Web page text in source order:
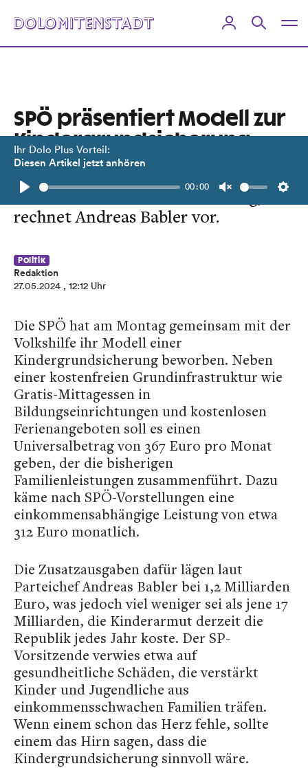
Ihr Dolo Plus Vorteil:
Diesen Artikel jetzt anhören
Play
00:00
Unmute
SPÖ präsentiert Modell zur
Kindergrundsicherung
500.000 Kinder würden profitieren.
Armut sei teurer als Absicherung,
rechnet Andreas Babler vor.
Politik
Redaktion
27.05.2024 , 12:12 Uhr
Die SPÖ hat am Montag gemeinsam mit der
Volkshilfe ihr Modell einer
Kindergrundsicherung beworben. Neben
einer kostenfreien Grundinfrastruktur wie
Gratis-Mittagessen in
Bildungseinrichtungen und kostenlosen
Ferienangeboten soll es einen
Universalbetrag von 367 Euro pro Monat
geben, der die bisherigen
Familienleistungen zusammenführt. Dazu
käme nach SPÖ-Vorstellungen eine
einkommensabhängige Leistung von etwa
312 Euro monatlich.
Die Zusatzausgaben dafür lägen laut
Parteichef Andreas Babler bei 1,2 Milliarden
Euro, was jedoch viel weniger sei als jene 17
Milliarden, die Kinderarmut derzeit die
Republik jedes Jahr koste. Der SP-
Vorsitzende verwies etwa auf
gesundheitliche Schäden, die verstärkt
Kinder und Jugendliche aus
einkommensschwachen Familien träfen.
Wenn einem schon das Herz fehle, sollte
einem das Hirn sagen, dass die
Kindergrundsicherung sinnvoll wäre.